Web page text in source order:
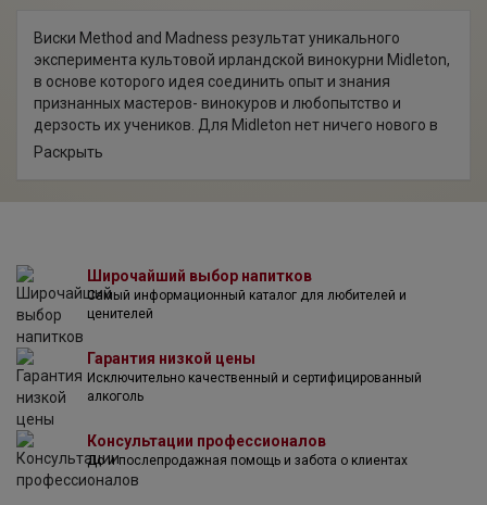
Виски Method and Madness результат уникального
эксперимента культовой ирландской винокурни Midleton,
в основе которого идея соединить опыт и знания
признанных мастеров- винокуров и любопытство и
дерзость их учеников. Для Midleton нет ничего нового в
инновациях, но специально для Method and Madness
Раскрыть
Широчайший выбор напитков
Самый информационный каталог для любителей и
ценителей
Гарантия низкой цены
Исключительно качественный и сертифицированный
алкоголь
Консультации профессионалов
До и послепродажная помощь и забота о клиентах